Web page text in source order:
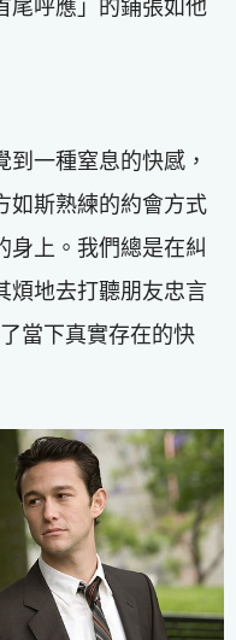
尾呼應」的鋪張如他
一種窒息的快感，
如斯熟練的約會方式
身上。我們總是在糾
煩地去打聽朋友忠言
當下真實存在的快